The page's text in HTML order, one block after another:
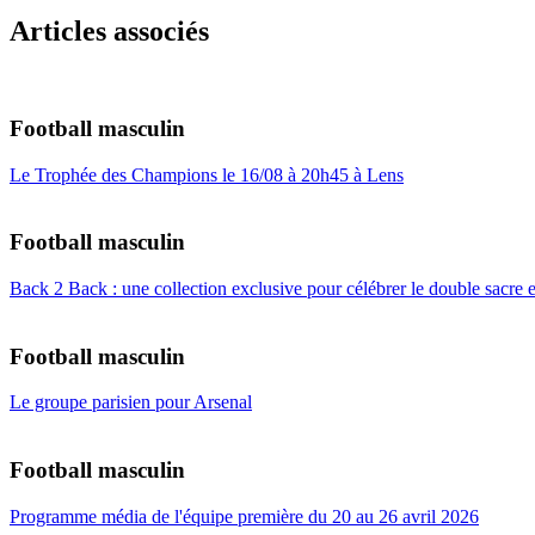
Articles associés
Football masculin
Le Trophée des Champions le 16/08 à 20h45 à Lens
Football masculin
Back 2 Back : une collection exclusive pour célébrer le double sacre
Football masculin
Le groupe parisien pour Arsenal
Football masculin
Programme média de l'équipe première du 20 au 26 avril 2026